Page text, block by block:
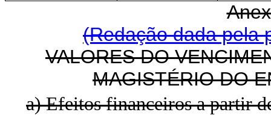
(Redação dada pela
VALORES DO
MAGISTÉRIO DO
a) Efeitos financeiros a partir